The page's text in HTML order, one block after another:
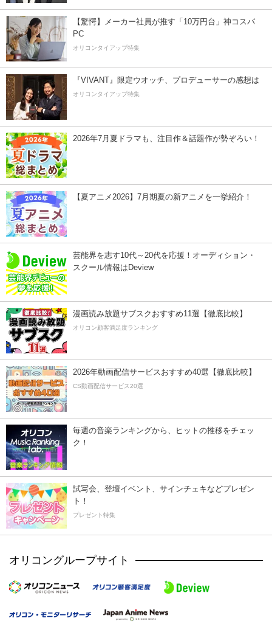
【驚愕】メーカー社員が推す「10万円台」神コスパ
PC
オリコンタイアップ特集
『VIVANT』限定ウオッチ、プロデューサーの感想は
オリコンタイアップ特集
2026年7月夏ドラマも、注目作＆話題作が勢ぞろい！
【夏アニメ2026】7月期夏の新アニメを一挙紹介！
芸能界を志す10代～20代を応援！オーディション・
スクール情報はDeview
漫画読み放題サブスクおすすめ11選【徹底比較】
オリコン顧客満足度ランキング
2026年動画配信サービスおすすめ40選【徹底比較】
CS動画配信サービス20選
毎週の音楽ランキングから、ヒットの推移をチェッ
ク！
試写会、登壇イベント、サインチェキなどプレゼン
ト！
プレゼント特集
オリコングループサイト